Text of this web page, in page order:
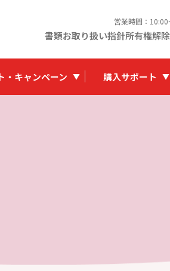
営業時間：
書類お取り扱い指針所有権解除
・キャンペーン 購入サポート